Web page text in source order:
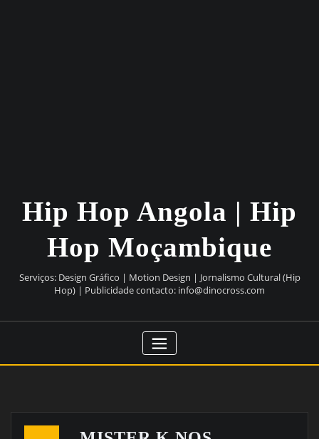
Hip Hop Angola | Hip
Hop Moçambique
Serviços: Design Gráfico | Motion Design | Jornalismo Cultural (Hip
Hop) | Publicidade contacto: info@dinocross.com